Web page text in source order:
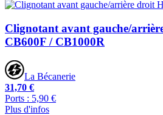
Clignotant avant gauche/
CB600F / CB1000R
La Bécanerie
31,70 €
Ports : 5,90 €
Plus d'infos